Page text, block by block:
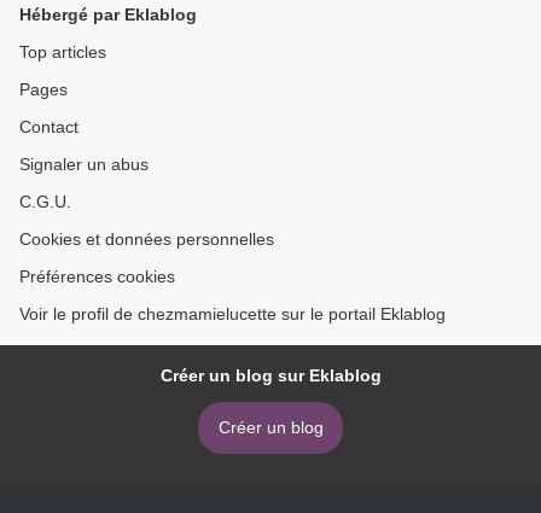
Hébergé par Eklablog
Top articles
Pages
Contact
Signaler un abus
C.G.U.
Cookies et données personnelles
Préférences cookies
Voir le profil de chezmamielucette sur le portail Eklablog
Créer un blog sur Eklablog
Créer un blog